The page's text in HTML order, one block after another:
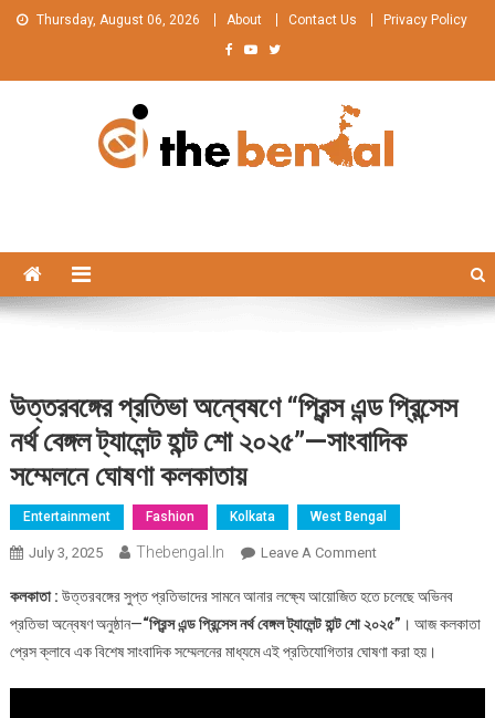
Skip Thursday, August 06, 2026 About Contact Us Privacy Policy
উত্তরবঙ্গের প্রতিভা অন্বেষণে “প্রিন্স এন্ড প্রিন্সেস
নর্থ বেঙ্গল ট্যালেন্ট হান্ট শো ২০২৫”—সাংবাদিক
সম্মেলনে ঘোষণা কলকাতায়
Entertainment Fashion Kolkata West Bengal
July 3, 2025 Thebengal.in Leave A CommentOn
প্রতিভা
অন্বেষণে
“প্রিন্স
কলকাতা : উত্তরবঙ্গের সুপ্ত প্রতিভাদের সামনে আনার লক্ষ্যে আয়োজিত হতে চলেছে অভিনব
প্রতিভা অন্বেষণ অনুষ্ঠান—“প্রিন্স এন্ড প্রিন্সেস নর্থ বেঙ্গল ট্যালেন্ট হান্ট শো ২০২৫” । আজ কলকাতা
প্রেস ক্লাবে এক বিশেষ সাংবাদিক সম্মেলনের মাধ্যমে এই প্রতিযোগিতার ঘোষণা করা হয়।